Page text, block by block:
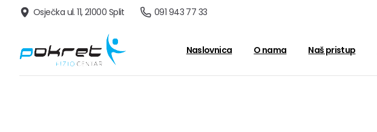
Osječka ul. 11, 21000 Split 091 943 77 33
Naslovnica O nama Naš pristup